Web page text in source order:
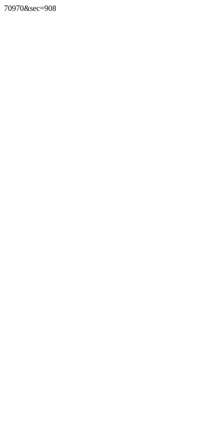
70970&sec=908